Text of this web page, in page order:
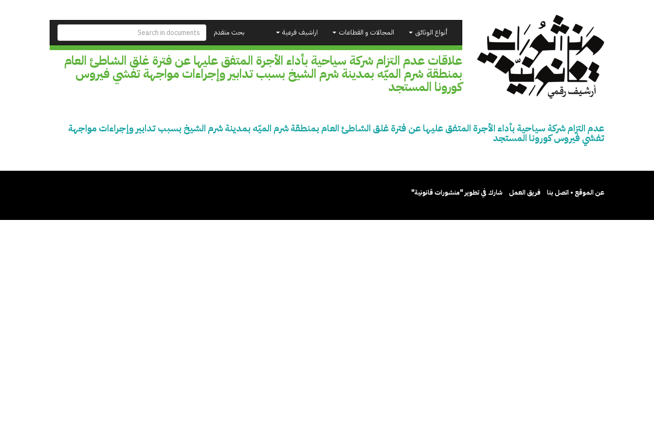
بحث متقدم أنواع الوثائق المجالات و القطاعات اراشيف فرعية
علاقات عدم التزام شركة سياحية بأداء الأجرة المتفق عليها عن فترة غلق الشاطئ العام
بمنطقة شرم الميّه بمدينة شرم الشيخ بسبب تدابير وإجراءات مواجهة تفشي فيروس
كورونا المستجد
عدم التزام شركة سياحية بأداء الأجرة المتفق عليها عن فترة غلق الشاطئ العام بمنطقة شرم الميّه بمدينة شرم الشيخ بسبب تدابير وإجراءات مواجهة
تفشي فيروس كورونا المستجد
عن الموقع • اتصل بنا فريق العمل شارك في تطوير "منشورات قانونية"